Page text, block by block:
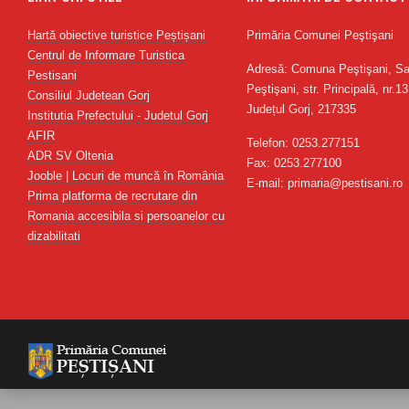
Hartă obiective turistice Peștișani
Centrul de Informare Turistica
Pestisani
Consiliul Judetean Gorj
Institutia Prefectului - Judetul Gorj
AFIR
ADR SV Oltenia
Jooble | Locuri de muncă în România
Prima platforma de recrutare din
Romania accesibila si persoanelor cu
dizabilitati
Primăria Comunei Peştişani
Adresă: Comuna Peştişani,
Peştişani, str. Principală,
Județul Gorj, 217335
Telefon: 0253.277151
Fax: 0253.277100
E-mail: primaria@pestisani.ro